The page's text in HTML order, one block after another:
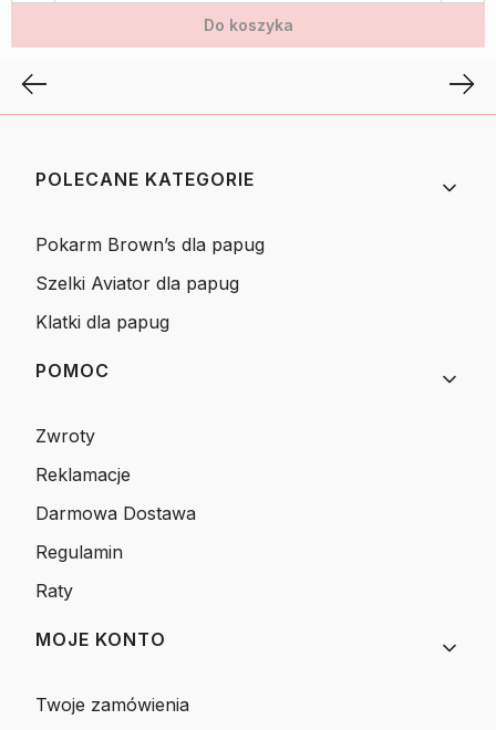
Do koszyka
Linki w stopce
POLECANE KATEGORIE
Pokarm Brown’s dla papug
Szelki Aviator dla papug
Klatki dla papug
POMOC
Zwroty
Reklamacje
Darmowa Dostawa
Regulamin
Raty
MOJE KONTO
Twoje zamówienia